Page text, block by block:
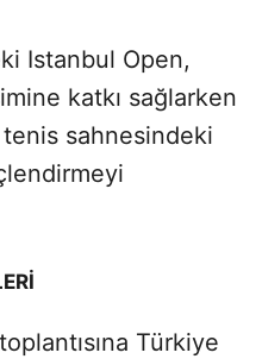
Istanbul Open,
katkı sağlarken
tenis sahnesindeki
Türkiye